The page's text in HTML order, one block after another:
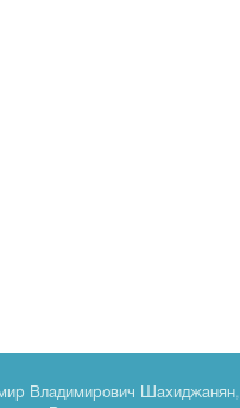
Владимирович Шахиджанян,